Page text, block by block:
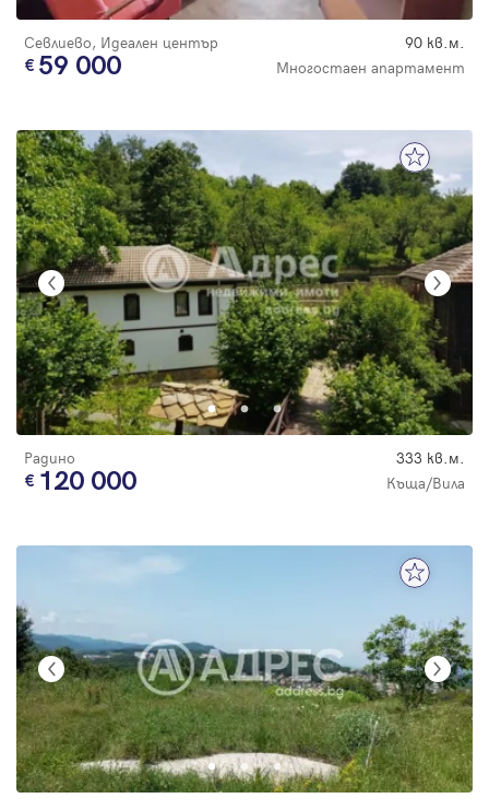
Севлиево, Идеален център 90 кв.м.
59 000 Многостаен апартамент
Радино 333 кв.м.
120 000 Къща/Вила